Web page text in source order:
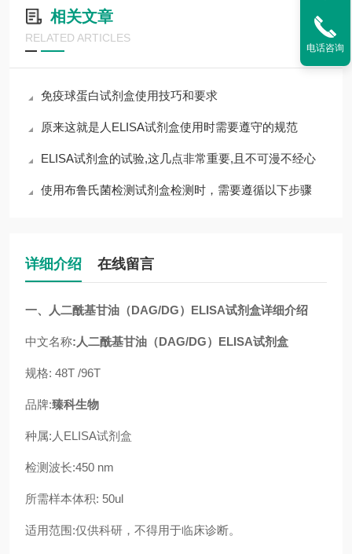
相关文章
RELATED ARTICLES
免疫球蛋白试剂盒使用技巧和要求
原来这就是人ELISA试剂盒使用时需要遵守的规范
ELISA试剂盒的试验,这几点非常重要,且不可漫不经心
使用布鲁氏菌检测试剂盒检测时，需要遵循以下步骤
详细介绍 在线留言
一、 人二酰基甘油（DAG/DG）ELISA试剂盒详细介绍
中文名称: 人二酰基甘油（DAG/DG）ELISA试剂盒
规格: 48T /96T
品牌:臻科生物
种属:人ELISA试剂盒
检测波长:450 nm
所需样本体积: 50ul
适用范围:仅供科研，不得用于临床诊断。
电话咨询